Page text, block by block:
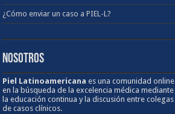
¿Cómo enviar un caso a PIEL-L?
NOSOTROS
Piel Latinoamericanaes una comunidad online
en la búsqueda de la excelencia médica mediante
la educación continua y la discusión entre colegas
de casos clínicos.